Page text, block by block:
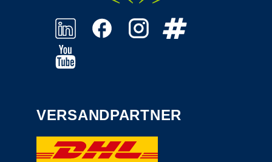
VERSANDPARTNER